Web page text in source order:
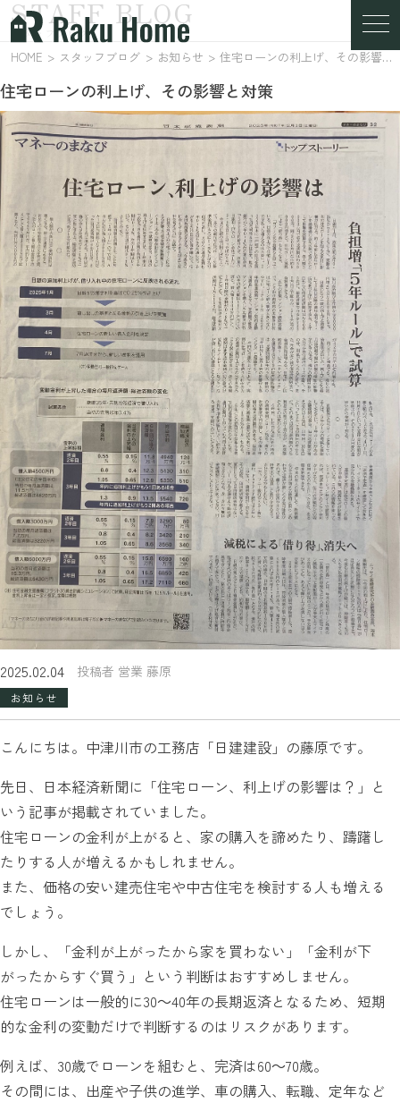
スタッフブログ
STAFF BLOG
HOME スタッフブログ お知らせ 住宅ローンの利上げ、その影響と対策
住宅ローンの利上げ、その影響と対策
2025.02.04 投稿者 営業 藤原
お知らせ
こんにちは。中津川市の工務店「日建建設」の藤原です。
先日、日本経済新聞に「住宅ローン、利上げの影響は？」と
いう記事が掲載されていました。
住宅ローンの金利が上がると、家の購入を諦めたり、躊躇し
たりする人が増えるかもしれません。
また、価格の安い建売住宅や中古住宅を検討する人も増える
でしょう。
しかし、「金利が上がったから家を買わない」「金利が下
がったからすぐ買う」という判断はおすすめしません。
住宅ローンは一般的に30～40年の長期返済となるため、短期
的な金利の変動だけで判断するのはリスクがあります。
例えば、30歳でローンを組むと、完済は60～70歳。
その間には、出産や子供の進学、車の購入、転職、定年など